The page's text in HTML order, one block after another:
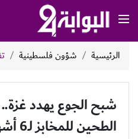
الرئيسية شؤون فلسطينية
شبح الجوع يهدد
الطحين للمخابز لـ6 أشهر